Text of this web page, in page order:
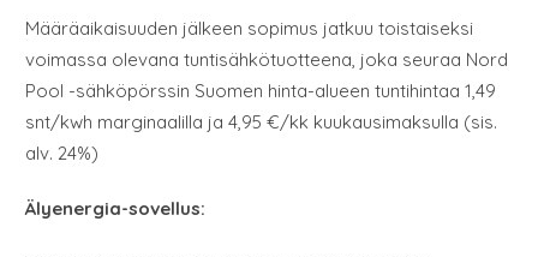
Määräaikaisuuden jälkeen sopimus jatkuu toistaiseksi
voimassa olevana tuntisähkötuotteena, joka seuraa Nord
Pool -sähköpörssin Suomen hinta-alueen tuntihintaa 1,49
snt/kwh marginaalilla ja 4,95 €/kk kuukausimaksulla (sis.
alv. 24%)
Älyenergia-sovellus: